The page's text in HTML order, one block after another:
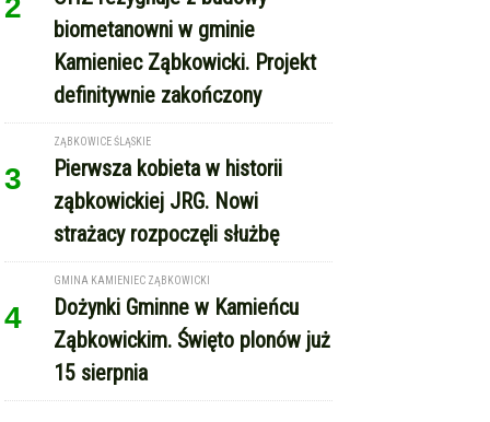
2
biometanowni w gminie
Kamieniec Ząbkowicki. Projekt
definitywnie zakończony
3
ZĄBKOWICE ŚLĄSKIE
Pierwsza kobieta w historii
ząbkowickiej JRG. Nowi
strażacy rozpoczęli służbę
4
GMINA KAMIENIEC ZĄBKOWICKI
Dożynki Gminne w Kamieńcu
Ząbkowickim. Święto plonów już
15 sierpnia